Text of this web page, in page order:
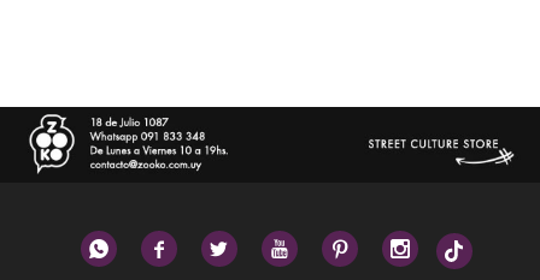
     